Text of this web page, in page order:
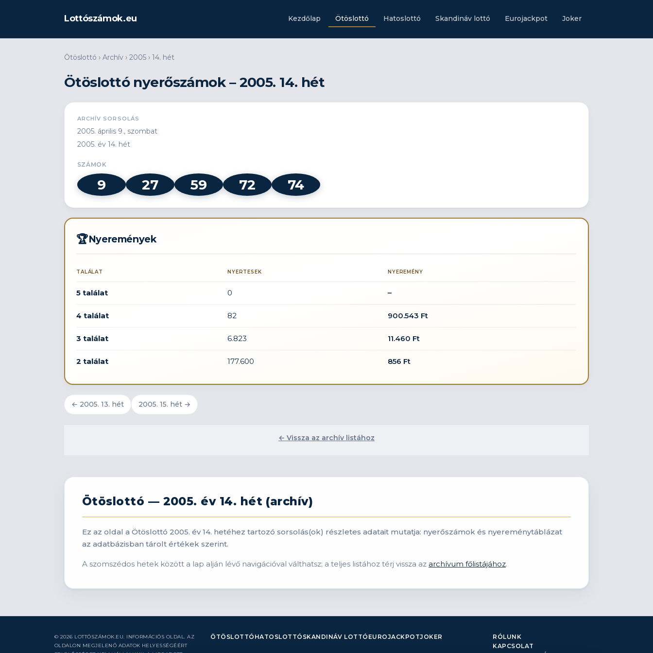
Lottószámok.eu Kezdőlap Ötöslottó Hatoslottó Skandináv lottó Eurojackpot Joker
Ötöslottó › Archív › 2005 › 14. hét
Ötöslottó nyerőszámok – 2005. 14. hét
ARCHÍV SORSOLÁS
2005. április 9., szombat
2005. év 14. hét
SZÁMOK
9 27 59 72 74
🏆Nyeremények
TALÁLAT NYERTESEK NYEREMÉNY
5 találat 0 –
4 találat 82 900.543 Ft
3 találat 6.823 11.460 Ft
2 találat 177.600 856 Ft
← 2005. 13. hét 2005. 15. hét →
← Vissza az archív listához
Ötöslottó — 2005. év 14. hét (archív)
Ez az oldal a Ötöslottó 2005. év 14. hetéhez tartozó sorsolás(ok) részletes adatait mutatja: nyerőszámok és nyereménytáblázat
az adatbázisban tárolt értékek szerint.
A szomszédos hetek között a lap alján lévő navigációval válthatsz; a teljes listához térj vissza az archívum főlistájához.
© 2026 LOTTÓSZÁMOK.EU. INFORMÁCIÓS OLDAL. AZ
OLDALON MEGJELENŐ ADATOK HELYESSÉGÉÉRT
ÖTÖSLOTTÓ HATOSLOTTÓ SKANDINÁV LOTTÓ EUROJACKPOTJOKER
RÓLUNK
KAPCSOLAT